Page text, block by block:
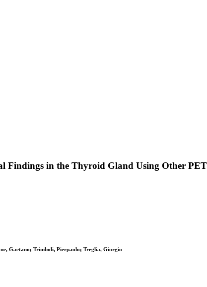
Findings in the Thyroid Gland Using Other
Gaetano; Trimboli, Pierpaolo; Treglia, Giorgio